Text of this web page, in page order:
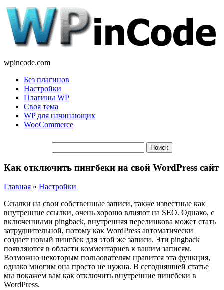
wpincode.com
Без плагинов
Настройки
Плагины WP
Своя тема
WP для начинающих
WooCommerce
Как отключить пингбеки на свой WordPress сайт
Главная » Настройки
Ссылки на свои собственные записи, также известные как
внутренние ссылки, очень хорошо влияют на SEO. Однако, с
включенными pingback, внутренняя перелинкова может стать
затруднительной, потому как WordPress автоматически
создает новый пингбек для этой же записи. Эти pingback
появляются в области комментариев к вашим записям.
Возможно некоторым пользователям нравится эта функция,
однако многим она просто не нужна. В сегодняшней статье
мы покажем вам как отключить внутренние пингбеки в
WordPress.